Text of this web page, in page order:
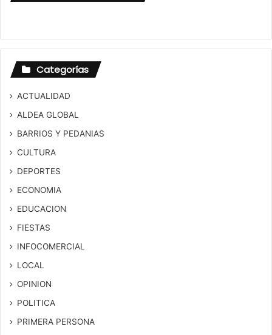
Categorías
ACTUALIDAD
ALDEA GLOBAL
BARRIOS Y PEDANIAS
CULTURA
DEPORTES
ECONOMIA
EDUCACION
FIESTAS
INFOCOMERCIAL
LOCAL
OPINION
POLITICA
PRIMERA PERSONA